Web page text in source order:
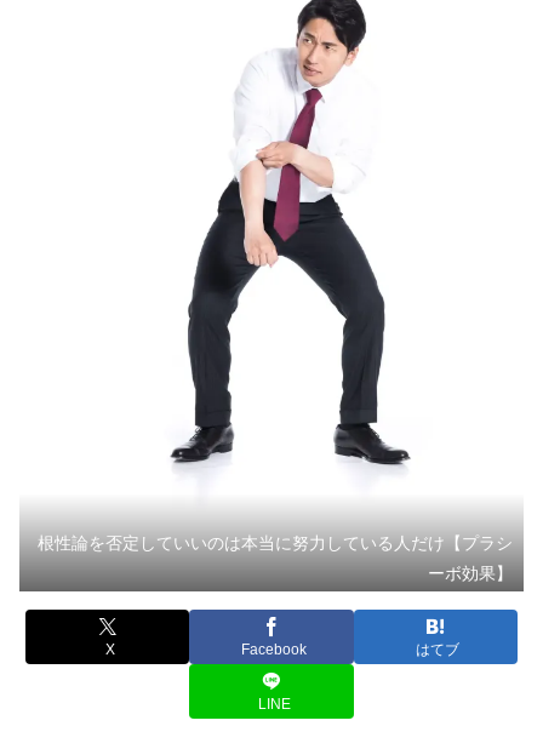
根性論を否定していいのは本当に努力している人だけ【プラシ
ーボ効果】
X Facebook はてブ
LINE